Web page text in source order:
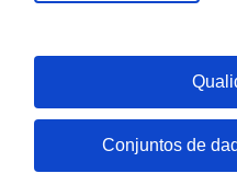
Conjuntos de